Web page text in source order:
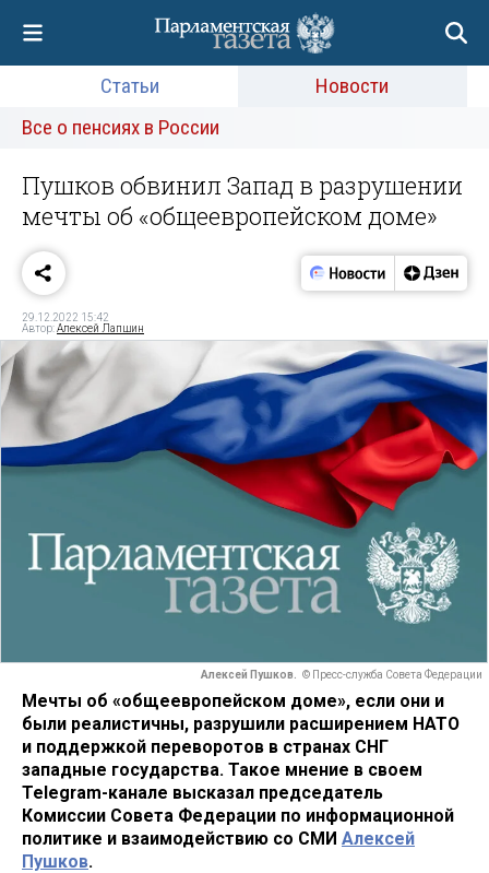
Статьи
Новости
Все о пенсиях в России
Пушков обвинил Запад в разрушении
мечты об «общеевропейском доме»
29.12.2022 15:42
Автор:Алексей Лапшин
Алексей Пушков. © Пресс-служба Совета Федерации
Мечты об «общеевропейском доме», если они и
были реалистичны, разрушили расширением НАТО
и поддержкой переворотов в странах СНГ
западные государства. Такое мнение в своем
Telegram-канале высказал председатель
Комиссии Совета Федерации по информационной
политике и взаимодействию со СМИ Алексей
Пушков.